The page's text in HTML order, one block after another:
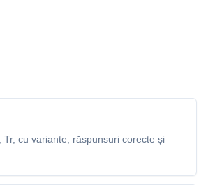
cu variante, răspunsuri corecte și